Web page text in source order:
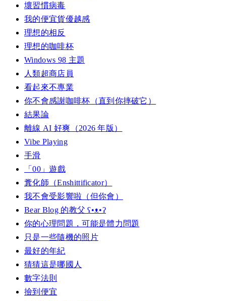
壞習慣病毒
我的便宜貨優越感
理想的相反
理想的咖啡杯
Windows 98 主題
人類超商店員
看起來不專業
你不會感謝咖啡杯（直到你摔破它）
結果論
離線 AI 好爽（2026 年版）
Vibe Playing
手滑
「00」遊戲
糞化師（Enshittificator）
我不會受影響啦（但你會）
Bear Blog 的教父 ʕ•ᴥ•ʔ
你的心理問題，可能是體力問題
只是一些隨機的照片
最好的年紀
猜猜這是哪國人
數字法則
撿到便宜